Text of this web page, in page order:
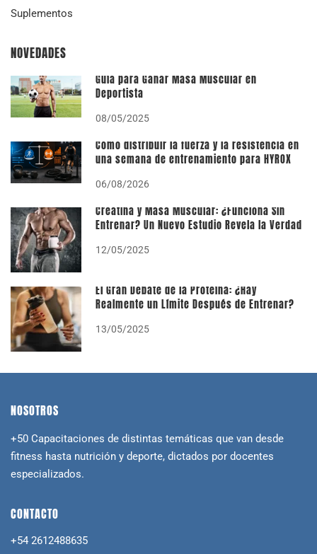
Suplementos
NOVEDADES
Guía para Ganar Masa Muscular en
Deportista
08/05/2025
Cómo distribuir la fuerza y la resistencia en
una semana de entrenamiento para HYROX
06/08/2026
Creatina y Masa Muscular: ¿Funciona Sin
Entrenar? Un Nuevo Estudio Revela la Verdad
12/05/2025
El Gran Debate de la Proteína: ¿Hay
Realmente un Límite Después de Entrenar?
13/05/2025
NOSOTROS
+50 Capacitaciones de distintas temáticas que van desde
fitness hasta nutrición y deporte, dictados por docentes
especializados.
CONTACTO
+54 2612488635